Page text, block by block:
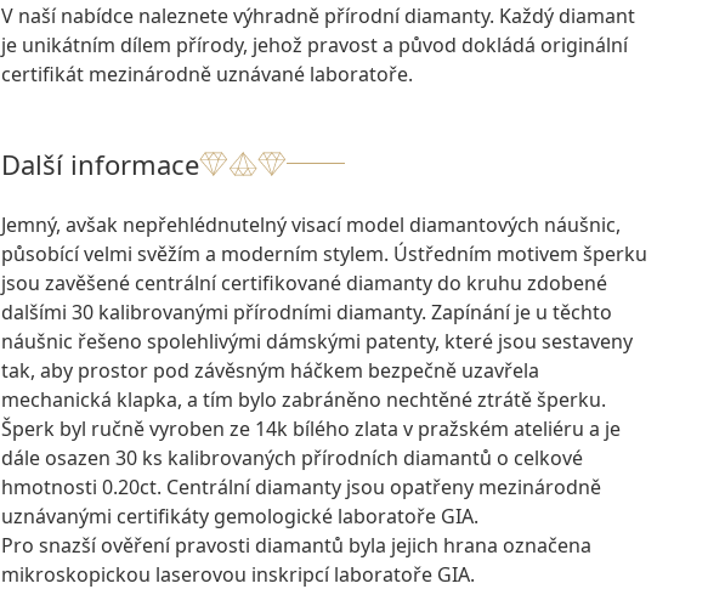
V naší nabídce naleznete výhradně přírodní diamanty. Každý diamant
je unikátním dílem přírody, jehož pravost a původ dokládá originální
certifikát mezinárodně uznávané laboratoře.
Další informace
Jemný, avšak nepřehlédnutelný visací model diamantových náušnic,
působící velmi svěžím a moderním stylem. Ústředním motivem šperku
jsou zavěšené centrální certifikované diamanty do kruhu zdobené
dalšími 30 kalibrovanými přírodními diamanty. Zapínání je u těchto
náušnic řešeno spolehlivými dámskými patenty, které jsou sestaveny
tak, aby prostor pod závěsným háčkem bezpečně uzavřela
mechanická klapka, a tím bylo zabráněno nechtěné ztrátě šperku.
Šperk byl ručně vyroben ze 14k bílého zlata v pražském ateliéru a je
dále osazen 30 ks kalibrovaných přírodních diamantů o celkové
hmotnosti 0.20ct. Centrální diamanty jsou opatřeny mezinárodně
uznávanými certifikáty gemologické laboratoře GIA.
Pro snazší ověření pravosti diamantů byla jejich hrana označena
mikroskopickou laserovou inskripcí laboratoře GIA.